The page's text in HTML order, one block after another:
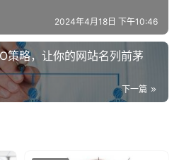
2024年4月18日 下午10:46
策略，让你的网站名列前茅
下一篇